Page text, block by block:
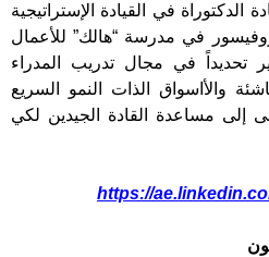
في القيادة الإستراتيجية
في مدرسة “هالك” للأعمال
تحديداً في مجال تدريب المدراء
والأاسواق الذات النمو السريع
إلى مساعدة القادة الجيدين لكي
https://